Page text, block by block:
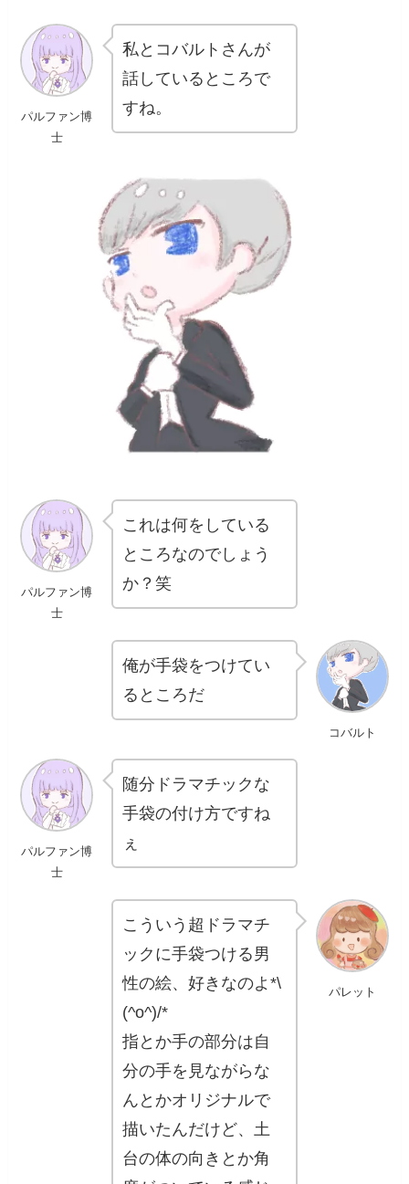
パルファン博
士
私とコバルトさんが
話しているところで
すね。
パルファン博
士
これは何をしている
ところなのでしょう
か？笑
コバルト
俺が手袋をつけてい
るところだ
パルファン博
士
随分ドラマチックな
手袋の付け方ですね
ぇ
パレット
こういう超ドラマチ
ックに手袋つける男
性の絵、好きなのよ*\
(^o^)/*
指とか手の部分は自
分の手を見ながらな
んとかオリジナルで
描いたんだけど、土
台の体の向きとか角